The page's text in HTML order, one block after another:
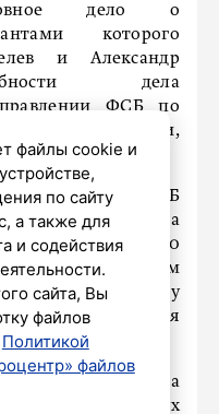
дело о
которого
и Александр
дела
ФСБ по
области,
УФСБ
и Александра
вымогательстве 10
следствия, летом
требовали эту
Петербурга
вокзале двух
файлы cookie и
по сайту
а также для
и содействия
сайта, Вы
файлов
Политикой
файлов